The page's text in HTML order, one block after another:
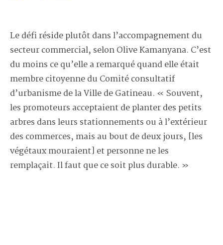
Le défi réside plutôt dans l’accompagnement du
secteur commercial, selon Olive Kamanyana. C’est
du moins ce qu’elle a remarqué quand elle était
membre citoyenne du Comité consultatif
d’urbanisme de la Ville de Gatineau. « Souvent,
les promoteurs acceptaient de planter des petits
arbres dans leurs stationnements ou à l’extérieur
des commerces, mais au bout de deux jours, [les
végétaux mouraient] et personne ne les
remplaçait. Il faut que ce soit plus durable. »